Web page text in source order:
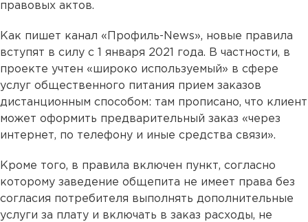
правовых актов.
Как пишет канал «Профиль-News», новые правила
вступят в силу с 1 января 2021 года. В частности, в
проекте учтен «широко используемый» в сфере
услуг общественного питания прием заказов
дистанционным способом: там прописано, что клиент
может оформить предварительный заказ «через
интернет, по телефону и иные средства связи».
Кроме того, в правила включен пункт, согласно
которому заведение общепита не имеет права без
согласия потребителя выполнять дополнительные
услуги за плату и включать в заказ расходы, не